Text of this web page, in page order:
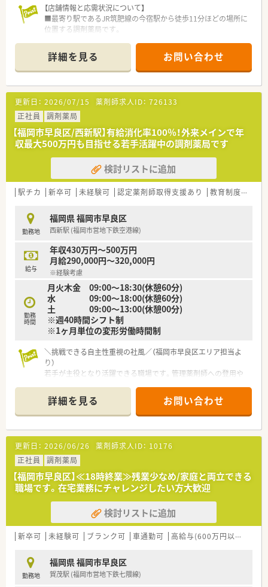
す。
■毎年5,000円程度の安定したベースアップが期待できるため、
将来の生活設計を立てやすく腰を据えて働きたい方に勧められ
ら質の高い医療サービスを提供したいと考える方にぴったりで
す。
【店舗情報と応需状況について】
■最寄り駅であるJR筑肥線の今宿駅から徒歩11分ほどの場所に
位置する調剤薬局です。
めることができます。
■薬剤師は常勤2名体制で、お互いに協力しながら日々の業務に
取り組んでいます。
【募集背景と求める人物像について】
■今回は体制強化のための欠員補充となり、即戦力としてご活躍
いただける方を求めています。
■地域医療に貢献したいという強い意欲を持ち、患者様に親身に
寄り添える方を歓迎します。
■調剤業務が未経験の方でも、これからスキルを習得したいとい
う前向きな姿勢を重視します。
【法人特徴について】
■創業から40年以上の歴史を誇り、地域に根差した薬局経営を
■福岡県内に合計6店舗の調剤薬局を展開しており、安定した経
営基盤を築いています。
■患者様の生活の質の向上を使命とし、地域のかかりつけ薬局と
なることを目指しています。
【職場環境と雰囲気】
■薬局内にカフェスペースが併設されており、開放的でおしゃれ
な雰囲気が大きな魅力です。
■スタッフ同士が日頃から協力し合う風土があり、安心して業務
に取り組める環境です。
■地域に密着した薬局であるため、多くの患者様と温かい関係性
を築くことができます。
詳細を見る お問い合わせ
更新日： 2026/07/15 薬剤師求人ID： 726133
正社員
調剤薬局
【福岡市早良区/西新駅】有給消化率100％！外来メインで年
収最大500万円も目指せる若手活躍中の調剤薬局です
検討リストに追加
駅チカ 新卒可 未経験可 認定薬剤師取得支援あり 教育制度あり
勤務地
福岡県 福岡市早良区
西新駅 (福岡市営地下鉄空港線)
給与
年収430万円～500万円
月給290,000円～320,000円
※経験考慮
勤務
時間
月火木金 09:00～18:30(休憩60分)
水 09:00～18:00(休憩60分)
土 09:00～13:00(休憩00分)
※週40時間シフト制
※1ヶ月単位の変形労働時間制
＼挑戦できる自主性重視の社風／（福岡市早良区エリア担当よ
り）
若手が主役となり活躍できる職場です。管理薬剤師への登用や
できる環境が整っています。
【店舗情報と応需状況について】
■福岡市営地下鉄空港線の西新駅から徒歩5分ほどの場所に位置
しており、通勤の利便性が非常に高い好立地な店舗です。
■近隣にある小児科医院や内科医院、泌尿器科クリニックなど複
数の医療機関から処方箋をバランスよく応需しています。
■ドクター陣は比較的若い方が多いため将来の見通しが長く、門
前薬局として非常に安定した経営基盤を維持しています。
【募集背景と求める人物像について】
■これからの調剤薬局を担う新しい風となってくれるような、意
欲にあふれた20代から30代前半の若手を増員募集します。
■将来に向けて明確な目標を持ち、転職理由が具体的でポジティ
■今回の募集では全店舗への適切な人員配置の観点から、自宅か
らの通勤範囲内における店舗異動に対応できる方を歓迎しま
す。
詳細を見る お問い合わせ
更新日： 2026/06/26 薬剤師求人ID： 10176
正社員
調剤薬局
【福岡市早良区】≪18時終業≫残業少なめ/家庭と両立できる
職場です。在宅業務にチャレンジしたい方大歓迎
検討リストに追加
新卒可 未経験可 ブランク可 車通勤可 高給与(600万円以上)
勤務地
福岡県 福岡市早良区
賀茂駅 (福岡市営地下鉄七隈線)